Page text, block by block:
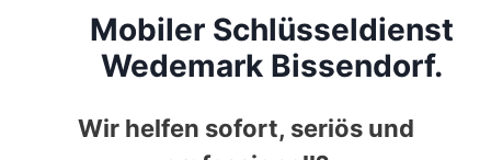
Mobiler Schlüsseldienst
Wedemark Bissendorf.
Wir helfen sofort, seriös und